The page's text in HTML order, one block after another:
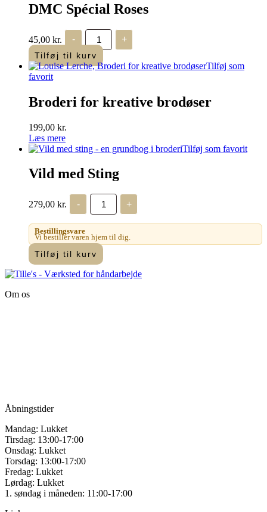
DMC Spécial Roses
45,00 kr. -
DMC
Spécial
Roses
antal
+
Tilføj til kurv
Tilføj som
favorit
Broderi for kreative brodøser
199,00 kr.
Læs mere
Tilføj som favorit
Vild med Sting
279,00 kr. -
Vild
med
Sting
antal
+
Bestillingsvare
Vi bestiller varen hjem til dig.
Tilføj til kurv
Om os
Åbningstider
Mandag: Lukket
Tirsdag: 13:00-17:00
Onsdag: Lukket
Torsdag: 13:00-17:00
Fredag: Lukket
Lørdag: Lukket
1. søndag i måneden: 11:00-17:00